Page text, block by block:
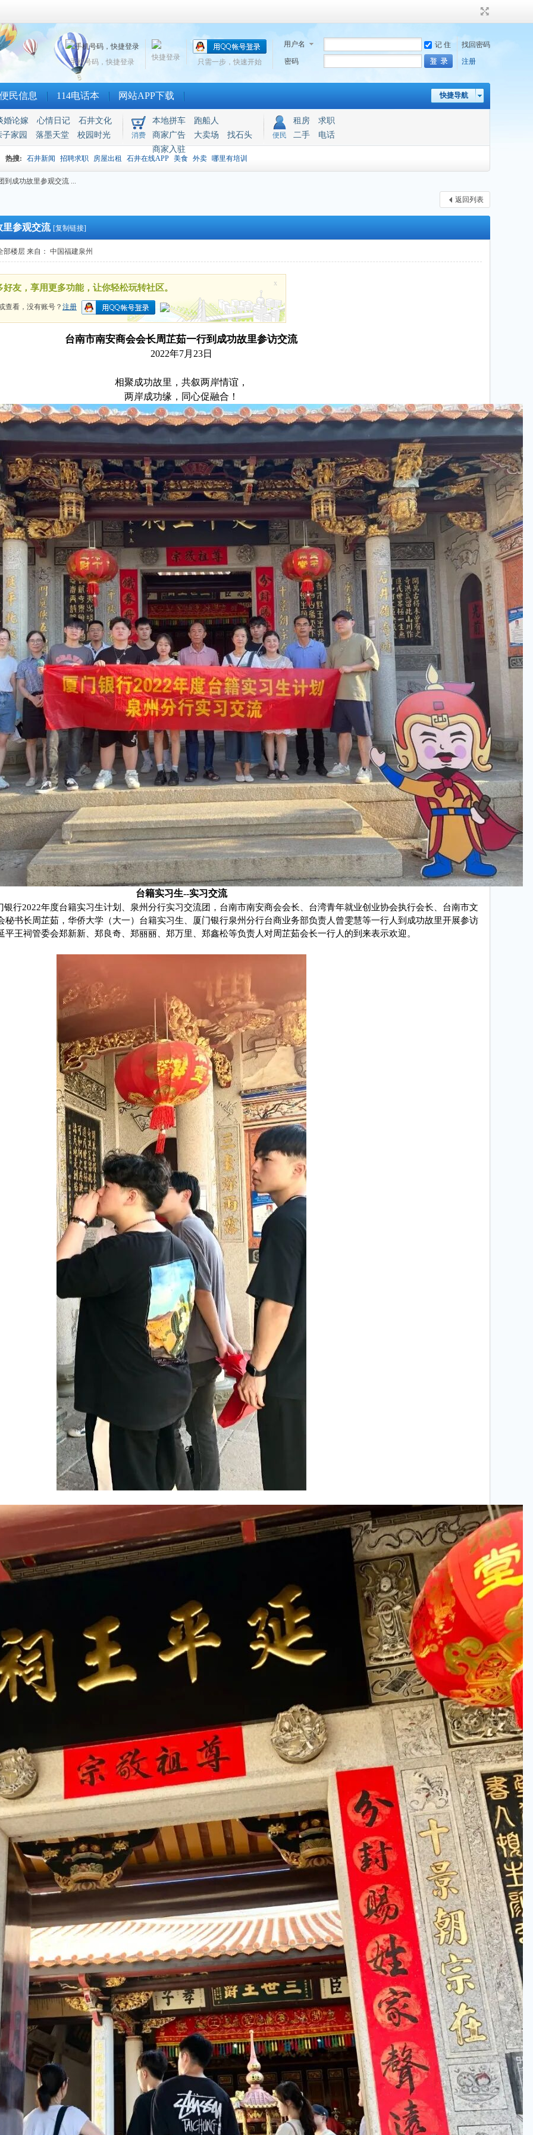
用户名 记 住
找回密码
密码
注册
只需一步，快速开始
快捷登录
手机号码，快捷登录
快捷导航
便民信息 114电话本 网站APP下载
婚论嫁 心情日记
石井文化
子家园
落墨天堂 校园时光 消费
本地拼车
跑船人
商家广告
大卖场
找石头
商家入驻
便民
租房
求职
二手
电话
热搜: 石井新闻 招聘求职 房屋出租 石井在线APP 美食 外卖 哪里有培训
到成功故里参观交流 ...
返回列表
里参观交流 [复制链接]
部楼层 来自： 中国福建泉州
友，享用更多功能，让你轻松玩转社区。
查看，没有账号？ 注册
x
台南市南安商会会长周芷茹一行到成功故里参访交流
2022年7月23日
相聚成功故里，共叙两岸情谊，
两岸成功缘，同心促融合！
台籍实习生--实习交流
银行2022年度台籍实习生计划、泉州分行实习交流团，台南市南安商会会长、台湾青年就业创业协会执行会长、台南市文
秘书长周芷茹，华侨大学（大一）台籍实习生、厦门银行泉州分行台商业务部负责人曾雯慧等一行人到成功故里开展参访
王祠管委会郑新新、郑良奇、郑丽丽、郑万里、郑鑫松等负责人对周芷茹会长一行人的到来表示欢迎。